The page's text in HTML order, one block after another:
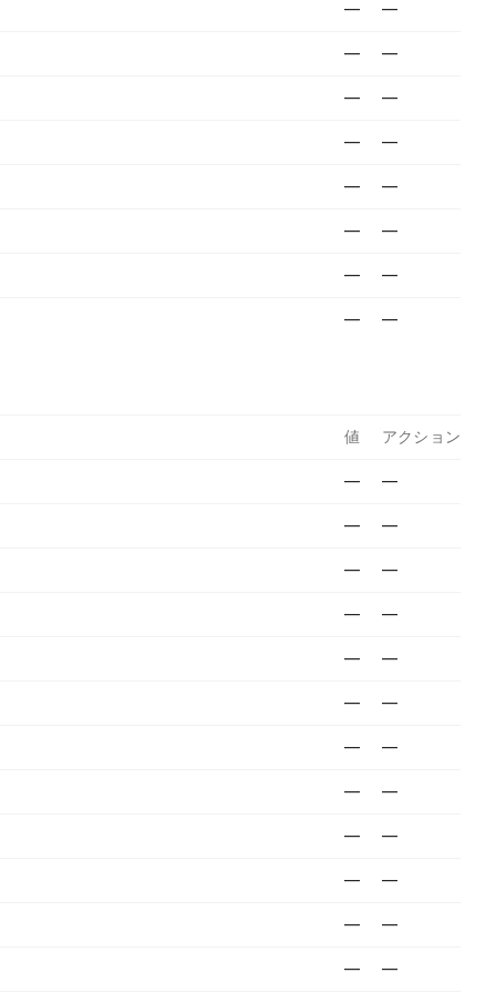
— —
— —
— —
— —
— —
— —
— —
— —
値 アクション
— —
— —
— —
— —
— —
— —
— —
— —
— —
— —
— —
— —